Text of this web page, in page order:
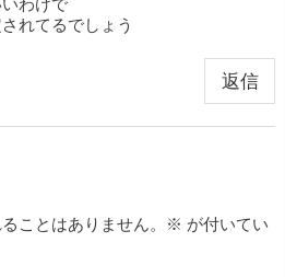
れてるでしょう
返信
ことはありません。 ※ が付いてい